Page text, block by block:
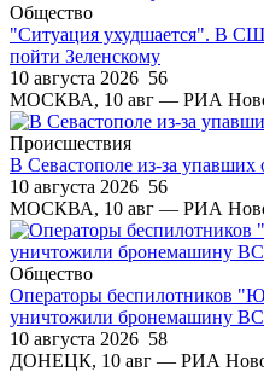
Общество
"Ситуация ухудшается". В
пойти Зеленскому
10 августа 2026 56
МОСКВА, 10 авг — РИА
Происшествия
В Севастополе из-за
10 августа 2026 56
МОСКВА, 10 авг — РИА
Общество
Операторы беспилотников
уничтожили бронемашину
10 августа 2026 58
ДОНЕЦК, 10 авг — РИА